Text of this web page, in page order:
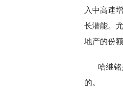
入中高速
长潜能。
地产的份额
哈继
的。